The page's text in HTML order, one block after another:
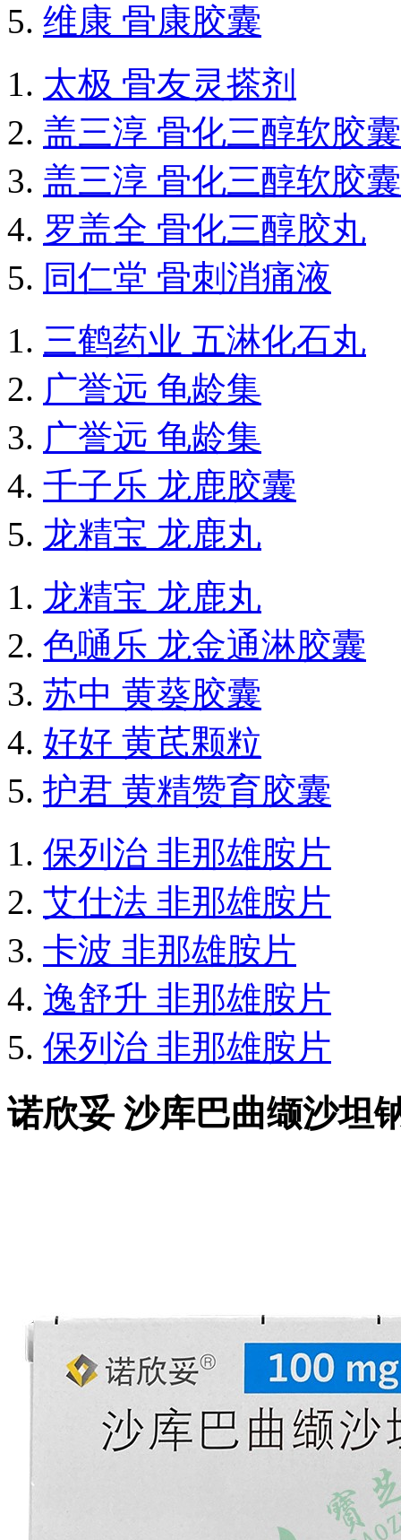
维康 骨康胶囊
太极 骨友灵搽剂
盖三淳 骨化三醇软胶囊
盖三淳 骨化三醇软胶囊
罗盖全 骨化三醇胶丸
同仁堂 骨刺消痛液
三鹤药业 五淋化石丸
广誉远 龟龄集
广誉远 龟龄集
千子乐 龙鹿胶囊
龙精宝 龙鹿丸
龙精宝 龙鹿丸
色嗵乐 龙金通淋胶囊
苏中 黄葵胶囊
好好 黄芪颗粒
护君 黄精赞育胶囊
保列治 非那雄胺片
艾仕法 非那雄胺片
卡波 非那雄胺片
逸舒升 非那雄胺片
保列治 非那雄胺片
诺欣妥 沙库巴曲缬沙坦